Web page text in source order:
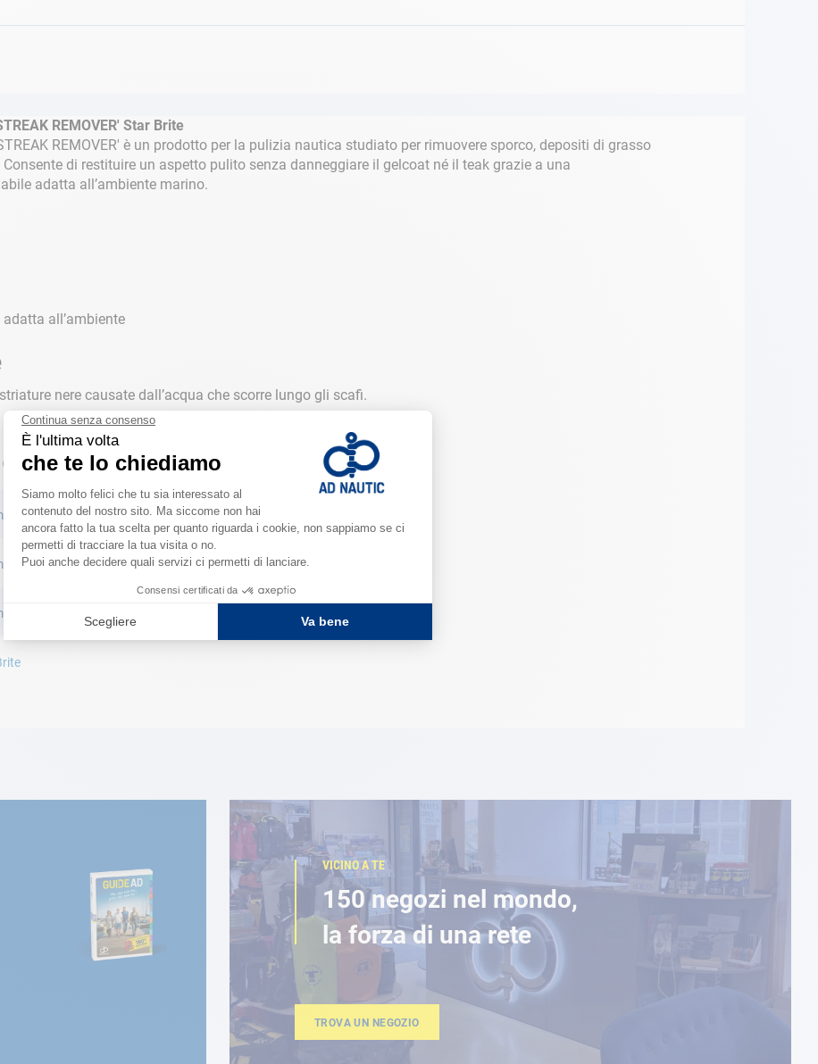
REMOVER' Star Brite
REMOVER' è un prodotto per la pulizia nautica studiato per rimuovere sporco, depositi di grasso
di restituire un aspetto pulito senza danneggiare il gelcoat né il teak grazie a una
adatta all’ambiente marino.
all’ambiente
nere causate dall’acqua che scorre lungo gli scafi.
VICINO A TE
150 negozi nel mondo,
la forza di una rete
TROVA UN NEGOZIO